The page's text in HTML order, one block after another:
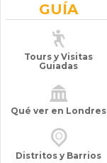
GUÍA
Tours y Visitas
Guiadas
Qué ver en Londres
Distritos y Barrios